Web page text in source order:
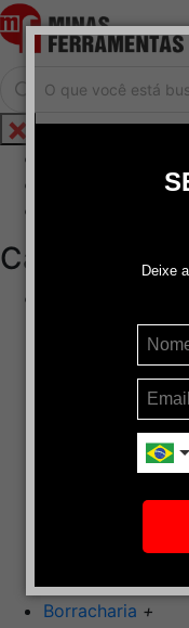
Deixe
Cadastrar / Logar
Central de
Categorias
Disco de
Disco de
Disco de
Escovas de
Escovas
Pasta Para
Pedra de
Ponta
Rebolos
Borracharia +